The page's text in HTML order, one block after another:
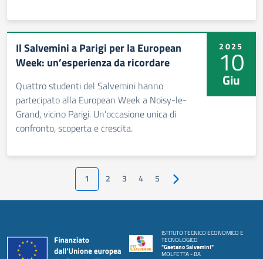
2025
10
Giu
Il Salvemini a Parigi per la European
Week: un’esperienza da ricordare
Quattro studenti del Salvemini hanno
partecipato alla European Week a Noisy-le-
Grand, vicino Parigi. Un’occasione unica di
confronto, scoperta e crescita.
1 2 3 4 5 Pagina successiva
ISTITUTO TECNICO ECONOMICO E
TECNOLOGICO
"Gaetano Salvemini"
MOLFETTA - BA